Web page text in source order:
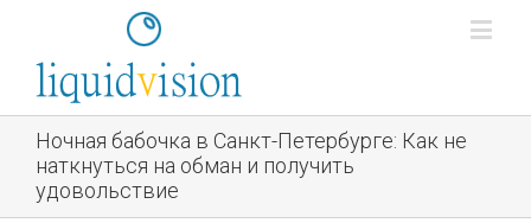
Ночная бабочка в Санкт-Петербурге: Как не
наткнуться на обман и получить
удовольствие